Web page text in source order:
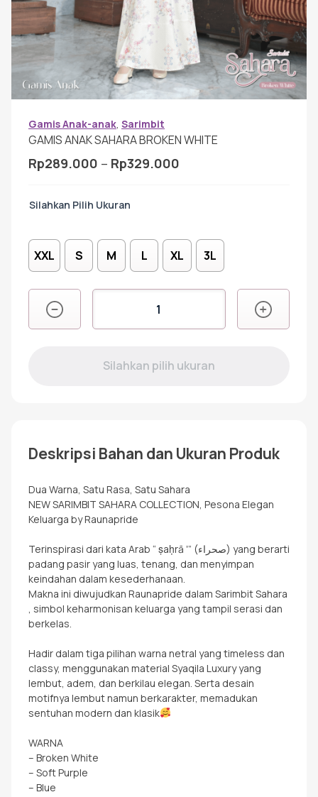
Gamis Anak-anak
Baju Koko Anak
Hijab
Tunik
Gamis Anak-anak, Sarimbit
GAMIS ANAK SAHARA BROKEN WHITE
Rp289.000 – Rp329.000
Rp329.000
Ukuran
XXL S M L XL 3L
GAMIS
WHITE
Deskripsi Bahan dan Ukuran Produk
Dua Warna, Satu Rasa, Satu Sahara
NEW SARIMBIT SAHARA COLLECTION, Pesona Elegan
Keluarga by Raunapride
Terinspirasi dari kata Arab “ ṣaḥrā ʼ” (صحراء) yang berarti
padang pasir yang luas, tenang, dan menyimpan
keindahan dalam kesederhanaan.
Makna ini diwujudkan Raunapride dalam Sarimbit Sahara
, simbol keharmonisan keluarga yang tampil serasi dan
berkelas.
Hadir dalam tiga pilihan warna netral yang timeless dan
classy, menggunakan material Syaqila Luxury yang
lembut, adem, dan berkilau elegan. Serta desain
motifnya lembut namun berkarakter, memadukan
sentuhan modern dan klasik
WARNA
– Broken White
– Soft Purple
– Blue